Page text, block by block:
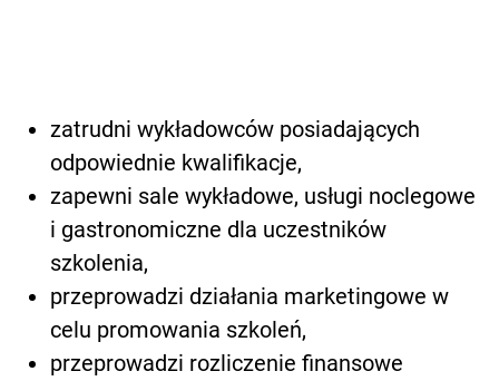
zatrudni wykładowców posiadających
odpowiednie kwalifikacje,
zapewni sale wykładowe, usługi noclegowe
i gastronomiczne dla uczestników
szkolenia,
przeprowadzi działania marketingowe w
celu promowania szkoleń,
przeprowadzi rozliczenie finansowe